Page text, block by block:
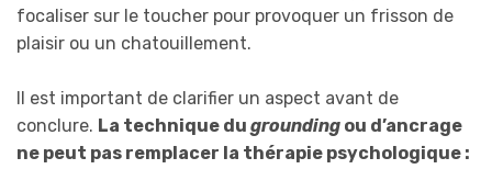
focaliser sur le toucher pour provoquer un frisson de
plaisir ou un chatouillement.
Il est important de clarifier un aspect avant de
conclure. La technique du grounding ou d’ancrage
ne peut pas remplacer la thérapie psychologique :